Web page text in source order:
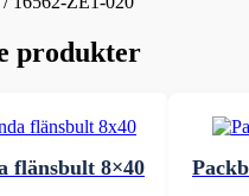
produkter
flänsbult 8×40